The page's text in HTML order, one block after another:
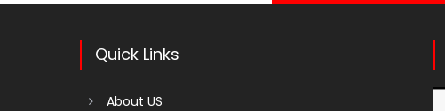
Quick Links
About US